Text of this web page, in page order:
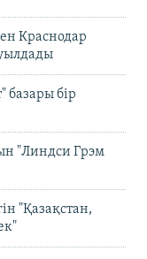
Краснодар
базары бір
"Линдси Грэм
"Қазақстан,